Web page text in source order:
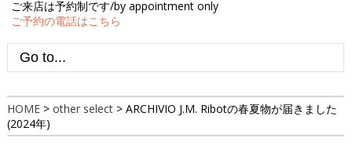
ご来店は予約制です/by appointment only
ご予約の電話はこちら
HOME> other select> ARCHIVIO J.M. Ribotの春夏物が届きました
(2024年)